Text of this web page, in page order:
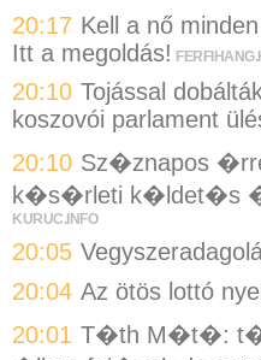
20:17 Kell a nő
Itt a megoldás!
20:10 Tojással
koszovói parlament
20:10 Sz�znapos
k�s�rleti k�ldet�s
KURUC.INFO
20:05
20:04 Az ötös lottó
20:01 T�th M�t�: